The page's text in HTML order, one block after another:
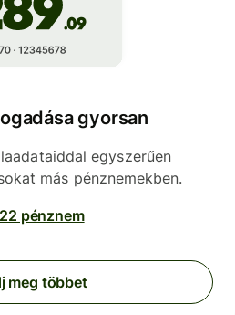
gyorsan
egyszerűen
más pénznemekben.
22 pénznem
meg többet